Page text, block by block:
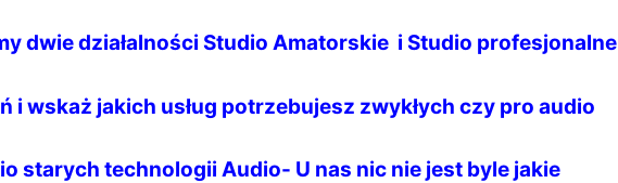
dwie działalności Studio Amatorskie i Studio profesjonalne
i wskaż jakich usług potrzebujesz zwykłych czy pro audio
starych technologii Audio- U nas nic nie jest byle jakie